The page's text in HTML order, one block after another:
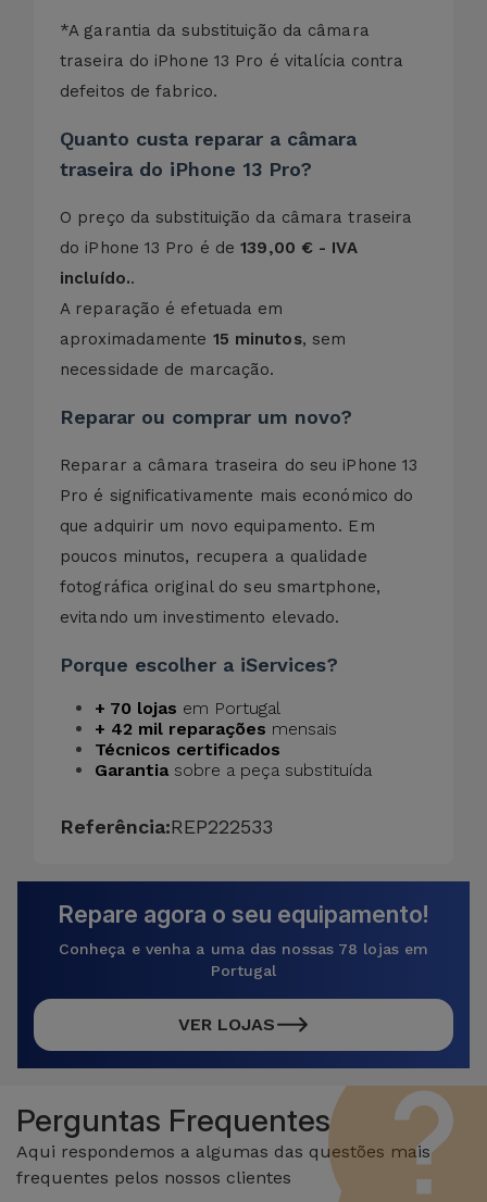
*A garantia da substituição da câmara
traseira do iPhone 13 Pro é vitalícia contra
defeitos de fabrico.
Quanto custa reparar a câmara
traseira do iPhone 13 Pro?
O preço da substituição da câmara traseira
do iPhone 13 Pro é de139,00 € - IVA
incluído..
A reparação é efetuada em
aproximadamente 15 minutos, sem
necessidade de marcação.
Reparar ou comprar um novo?
Reparar a câmara traseira do seu iPhone 13
Pro é significativamente mais económico do
que adquirir um novo equipamento. Em
poucos minutos, recupera a qualidade
fotográfica original do seu smartphone,
evitando um investimento elevado.
Porque escolher a iServices?
+ 70 lojas em Portugal
+ 42 mil reparações mensais
Técnicos certificados
Garantia sobre a peça substituída
Referência:REP222533
Repare agora o seu equipamento!
Conheça e venha a uma das nossas 78 lojas em
Portugal
VER LOJAS
Perguntas Frequentes
Aqui respondemos a algumas das questões mais
frequentes pelos nossos clientes